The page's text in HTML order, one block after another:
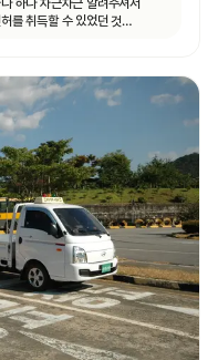
하나 차근차근 알려주셔서
를 취득할 수 있었던 것